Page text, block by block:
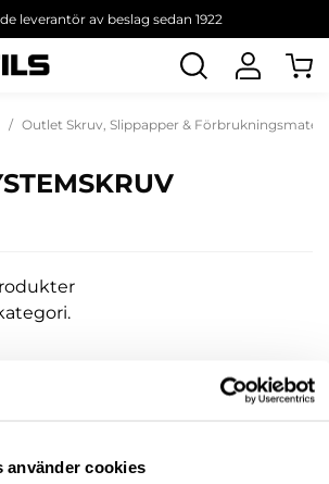
använder cookies
leverantör av beslag sedan 1922
Outlet Skruv, Slippapper &